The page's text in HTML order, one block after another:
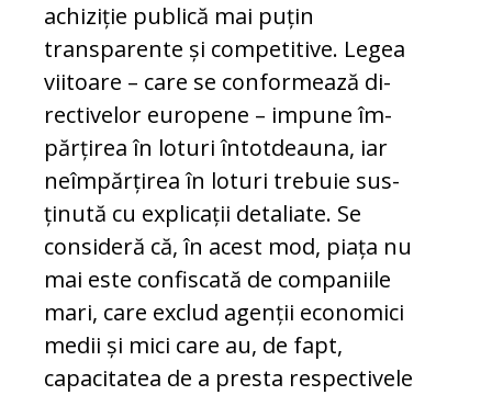
achiziție publică mai puțin
transparente și com­pe­ti­tive. Legea
viitoare – care se conformează di­
rectivelor europene – im­pune îm­
părțirea în loturi întot­deauna, iar
neîm­păr­țirea în loturi trebuie sus­
ținută cu explicații deta­li­a­te. Se
consideră că, în acest mod, piața nu
mai este confiscată de companiile
mari, care exclud agenții economici
medii și mici care au, de fapt,
capacitatea de a pres­ta respectivele